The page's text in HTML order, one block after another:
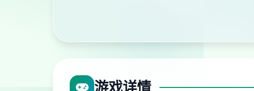
游戏详情